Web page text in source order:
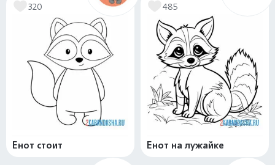
320
Енот стоит
485
Енот на лужайке